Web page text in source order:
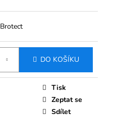
Brotect
DO KOŠÍKU
Tisk
Zeptat se
Sdílet